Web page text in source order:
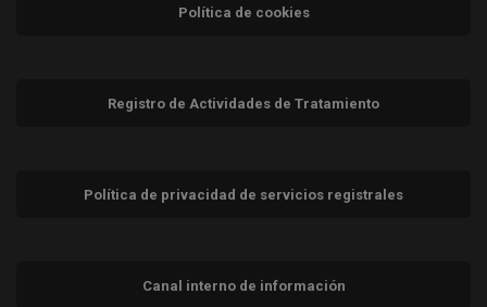
Política de cookies
Registro de Actividades de Tratamiento
Política de privacidad de servicios registrales
Canal interno de información